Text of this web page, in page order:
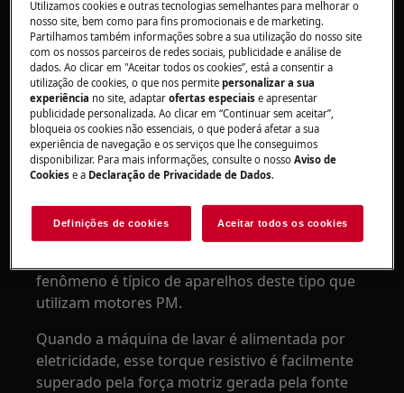
aparelho está danificado?
Aplica-se a
Máquinas de lavar com motor PM (Ímã
Permanente)
Solução
PM (Ímã Permanente), ao tentar girar
manualmente o tambor, poderá notar alguma
fenômeno é típico de aparelhos deste tipo que
utilizam motores PM.
Quando a máquina de lavar é alimentada por
eletricidade, esse torque resistivo é facilmente
superado pela força motriz gerada pela fonte
Utilizamos cookies e outras tecnologias semelhantes para melhorar o
nosso site, bem como para fins promocionais e de marketing.
Partilhamos também informações sobre a sua utilização do nosso site
com os nossos parceiros de redes sociais, publicidade e análise de
dados. Ao clicar em "Aceitar todos os cookies”, está a consentir a
utilização de cookies, o que nos permitepersonalizar a sua
experiência no site, adaptarofertas especiaise apresentar
publicidade personalizada. Ao clicar em “Continuar sem aceitar”,
bloqueia os cookies não essenciais, o que poderá afetar a sua
experiência de navegação e os serviços que lhe conseguimos
disponibilizar. Para mais informações, consulte o nossoAviso de
Cookies e a Declaração de Privacidade de Dados.
Definições de cookies Aceitar todos os cookies